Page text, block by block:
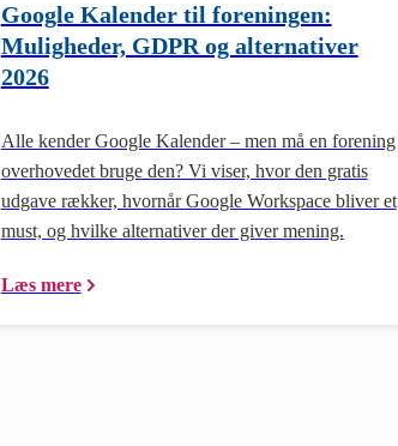
Google Kalender til foreningen:
Muligheder, GDPR og alternativer
2026
Alle kender Google Kalender – men må en forening
overhovedet bruge den? Vi viser, hvor den gratis
udgave rækker, hvornår Google Workspace bliver et
must, og hvilke alternativer der giver mening.
Læs mere